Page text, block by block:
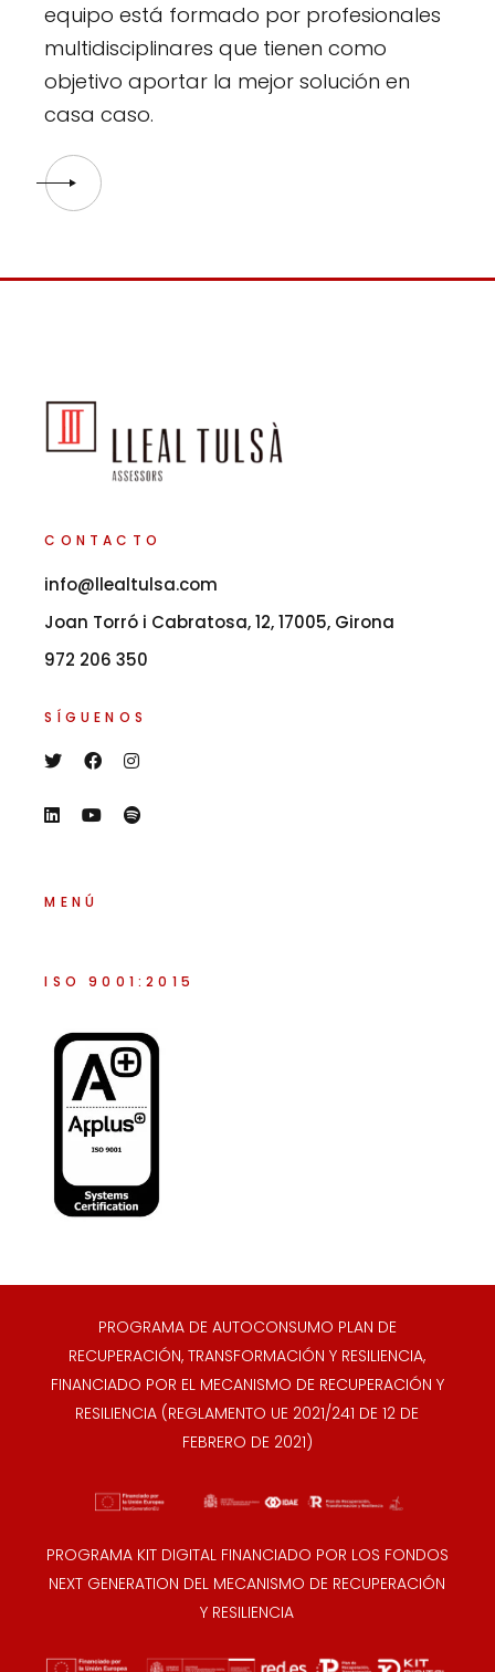
equipo está formado por profesionales
multidisciplinares que tienen como
objetivo aportar la mejor solución en
casa caso.
CONTACTO
info@llealtulsa.com
Joan Torró i Cabratosa, 12, 17005, Girona
972 206 350
SÍGUENOS
MENÚ
ISO 9001:2015
PROGRAMA DE AUTOCONSUMO PLAN DE
RECUPERACIÓN, TRANSFORMACIÓN Y RESILIENCIA,
FINANCIADO POR EL MECANISMO DE RECUPERACIÓN Y
RESILIENCIA (REGLAMENTO UE 2021/241 DE 12 DE
FEBRERO DE 2021)
PROGRAMA KIT DIGITAL FINANCIADO POR LOS FONDOS
NEXT GENERATION DEL MECANISMO DE RECUPERACIÓN
Y RESILIENCIA